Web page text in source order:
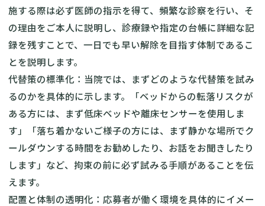
施する際は必ず医師の指示を得て、頻繁な診察を行い、そ
の理由をご本人に説明し、診療録や指定の台帳に詳細な記
録を残すことで、一日でも早い解除を目指す体制であるこ
とを説明します。
代替策の標準化：当院では、まずどのような代替策を試み
るのかを具体的に示します。「ベッドからの転落リスクが
ある方には、まず低床ベッドや離床センサーを使用しま
す」「落ち着かないご様子の方には、まず静かな場所でク
ールダウンする時間をお勧めしたり、お話をお聞きしたり
します」など、拘束の前に必ず試みる手順があることを伝
えます。
配置と体制の透明化：応募者が働く環境を具体的にイメー